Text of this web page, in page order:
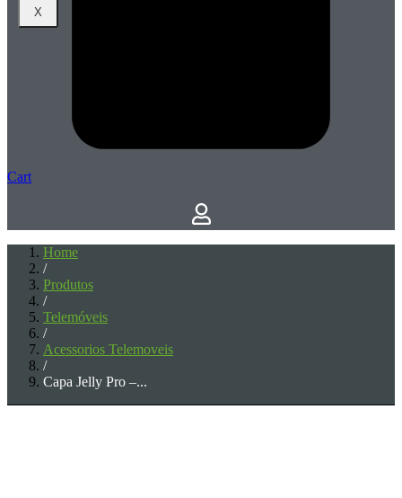
X
Cart
Home
/
Produtos
/
Telemóveis
/
Acessorios Telemoveis
/
Capa Jelly Pro –...